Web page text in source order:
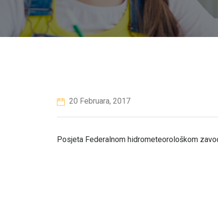
20 Februara, 2017
Posjeta Federalnom hidrometeorološkom